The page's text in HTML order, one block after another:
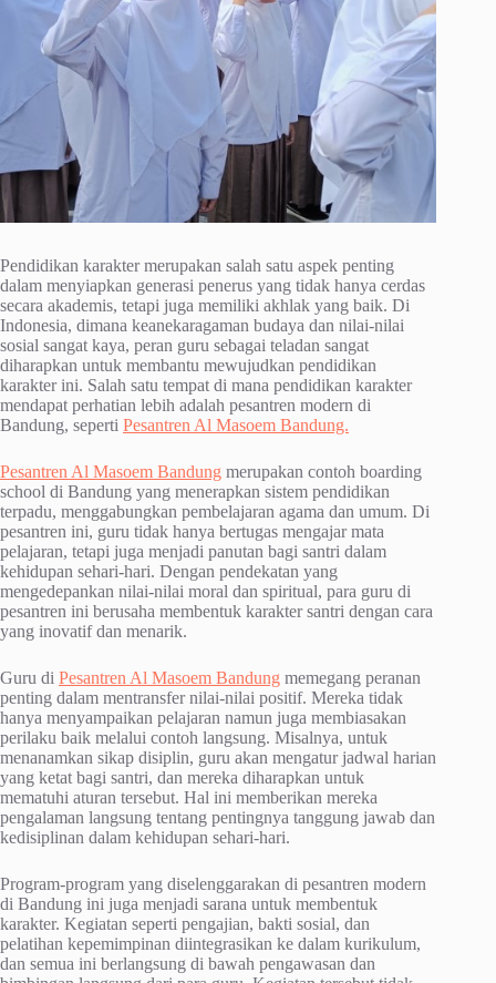
Pendidikan karakter merupakan salah satu aspek penting
dalam menyiapkan generasi penerus yang tidak hanya cerdas
secara akademis, tetapi juga memiliki akhlak yang baik. Di
Indonesia, dimana keanekaragaman budaya dan nilai-nilai
sosial sangat kaya, peran guru sebagai teladan sangat
diharapkan untuk membantu mewujudkan pendidikan
karakter ini. Salah satu tempat di mana pendidikan karakter
mendapat perhatian lebih adalah pesantren modern di
Bandung, seperti Pesantren Al Masoem Bandung.
Pesantren Al Masoem Bandung merupakan contoh boarding
school di Bandung yang menerapkan sistem pendidikan
terpadu, menggabungkan pembelajaran agama dan umum. Di
pesantren ini, guru tidak hanya bertugas mengajar mata
pelajaran, tetapi juga menjadi panutan bagi santri dalam
kehidupan sehari-hari. Dengan pendekatan yang
mengedepankan nilai-nilai moral dan spiritual, para guru di
pesantren ini berusaha membentuk karakter santri dengan cara
yang inovatif dan menarik.
Guru di Pesantren Al Masoem Bandung memegang peranan
penting dalam mentransfer nilai-nilai positif. Mereka tidak
hanya menyampaikan pelajaran namun juga membiasakan
perilaku baik melalui contoh langsung. Misalnya, untuk
menanamkan sikap disiplin, guru akan mengatur jadwal harian
yang ketat bagi santri, dan mereka diharapkan untuk
mematuhi aturan tersebut. Hal ini memberikan mereka
pengalaman langsung tentang pentingnya tanggung jawab dan
kedisiplinan dalam kehidupan sehari-hari.
Program-program yang diselenggarakan di pesantren modern
di Bandung ini juga menjadi sarana untuk membentuk
karakter. Kegiatan seperti pengajian, bakti sosial, dan
pelatihan kepemimpinan diintegrasikan ke dalam kurikulum,
dan semua ini berlangsung di bawah pengawasan dan